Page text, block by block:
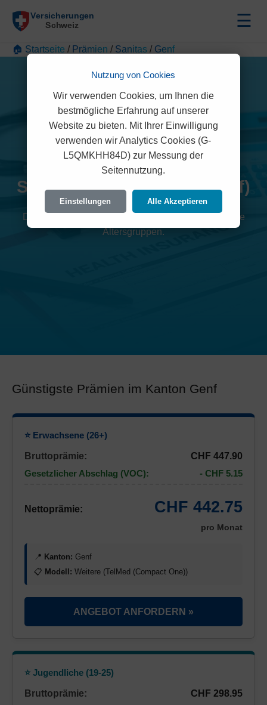
☰
🏠 Startseite / Prämien / Sanitas / Genf
Sanitas Prämien 2026 (Genf)
Detaillierte Übersicht der monatlichen Kosten für alle
Altersgruppen.
Günstigste Prämien im Kanton Genf
⭐ Erwachsene (26+)
Bruttoprämie:
CHF 447.90
Gesetzlicher Abschlag (VOC):
- CHF 5.15
Nettoprämie: CHF 442.75
pro Monat
📍 Kanton: Genf
📋 Modell: Weitere (TelMed (Compact One))
ANGEBOT ANFORDERN »
⭐ Jugendliche (19-25)
Bruttoprämie:
CHF 298.95
Nutzung von Cookies
Wir verwenden Cookies, um Ihnen die
bestmögliche Erfahrung auf unserer
Website zu bieten. Mit Ihrer Einwilligung
verwenden wir Analytics Cookies (G-
L5QMKHH84D) zur Messung der
Seitennutzung.
Einstellungen Alle Akzeptieren